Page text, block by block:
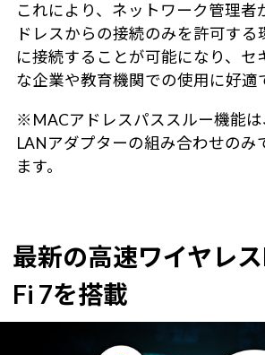
これにより、ネットワーク管理者
ドレスからの接続のみを許可する
に接続することが可能になり、セ
な企業や教育機関での使用に好適
※MACアドレスパススルー機能は
LANアダプターの組み合わせのみ
ます。
最新の高速ワイヤレ
Fi 7を搭載